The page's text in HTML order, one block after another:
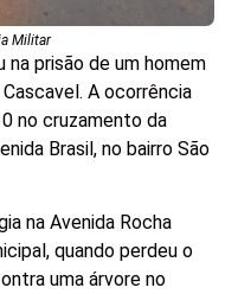
Militar
prisão de um homem
A ocorrência
no cruzamento da
Brasil, no bairro São
na Avenida Rocha
quando perdeu o
uma árvore no